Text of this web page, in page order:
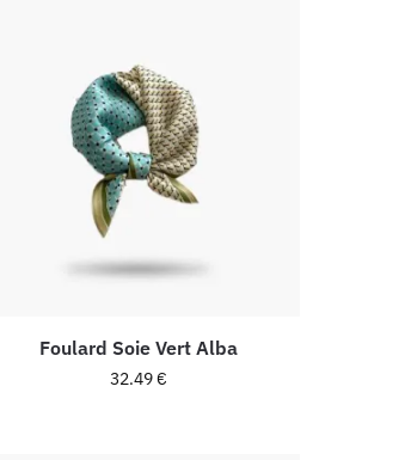
Foulard Soie Vert Alba
32.49€